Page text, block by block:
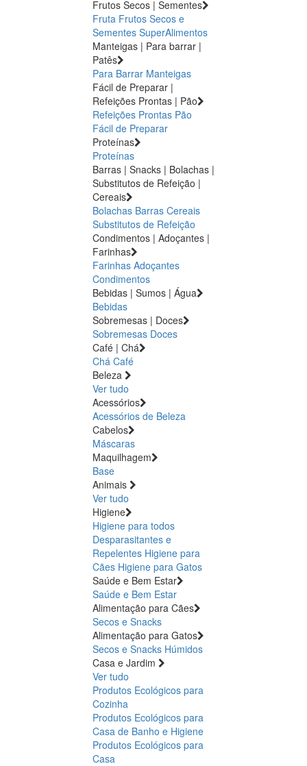
Frutos Secos | Sementes
Fruta Frutos Secos e
Sementes SuperAlimentos
Manteigas | Para barrar |
Patês
Para Barrar Manteigas
Fácil de Preparar |
Refeições Prontas | Pão
Refeições Prontas Pão
Fácil de Preparar
Proteínas
Proteínas
Barras | Snacks | Bolachas |
Substitutos de Refeição |
Cereais
Bolachas Barras Cereais
Substitutos de Refeição
Condimentos | Adoçantes |
Farinhas
Farinhas Adoçantes
Condimentos
Bebidas | Sumos | Água
Bebidas
Sobremesas | Doces
Sobremesas Doces
Café | Chá
Chá Café
Beleza
Ver tudo
Acessórios
Acessórios de Beleza
Cabelos
Máscaras
Maquilhagem
Base
Animais
Ver tudo
Higiene
Higiene para todos
Desparasitantes e
Repelentes Higiene para
Cães Higiene para Gatos
Saúde e Bem Estar
Saúde e Bem Estar
Alimentação para Cães
Secos e Snacks
Alimentação para Gatos
Secos e Snacks Húmidos
Casa e Jardim
Ver tudo
Produtos Ecológicos para
Cozinha
Produtos Ecológicos para
Casa de Banho e Higiene
Produtos Ecológicos para
Casa